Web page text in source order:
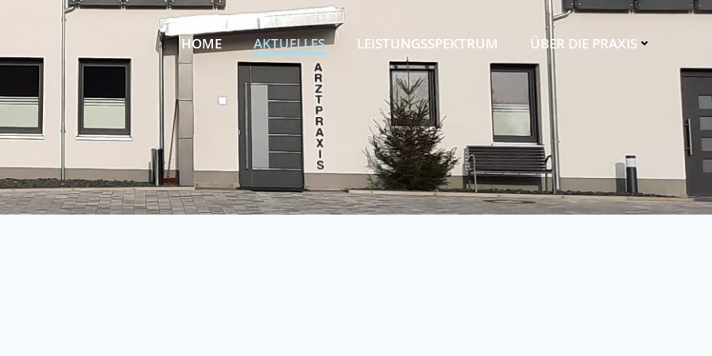
HOME AKTUELLES LEISTUNGSSPEKTRUM ÜBER DIE PRAXIS